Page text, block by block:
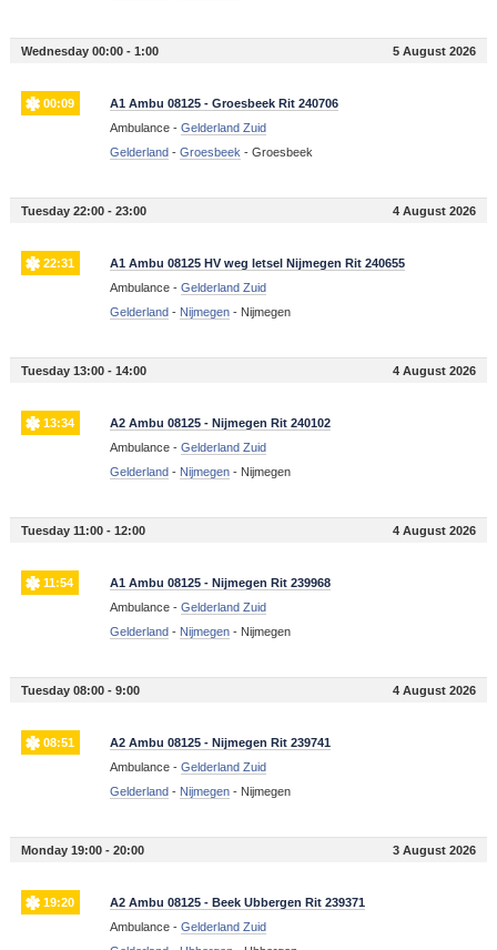
Wednesday 00:00 - 1:00 5 August 2026
00:09
A1 Ambu 08125 - Groesbeek Rit 240706
Ambulance - Gelderland Zuid
Gelderland- Groesbeek - Groesbeek
Tuesday 22:00 - 23:00 4 August 2026
22:31
A1 Ambu 08125 HV weg letsel Nijmegen Rit 240655
Ambulance - Gelderland Zuid
Gelderland- Nijmegen- Nijmegen
Tuesday 13:00 - 14:00 4 August 2026
13:34
A2 Ambu 08125 - Nijmegen Rit 240102
Ambulance - Gelderland Zuid
Gelderland- Nijmegen- Nijmegen
Tuesday 11:00 - 12:00 4 August 2026
11:54
A1 Ambu 08125 - Nijmegen Rit 239968
Ambulance - Gelderland Zuid
Gelderland- Nijmegen- Nijmegen
Tuesday 08:00 - 9:00 4 August 2026
08:51
A2 Ambu 08125 - Nijmegen Rit 239741
Ambulance - Gelderland Zuid
Gelderland- Nijmegen- Nijmegen
Monday 19:00 - 20:00 3 August 2026
19:20
A2 Ambu 08125 - Beek Ubbergen Rit 239371
Ambulance - Gelderland Zuid